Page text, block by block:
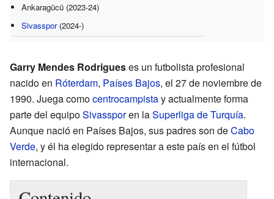
Ankaragücü (2023-24)
Sivasspor(2024-)
Garry Mendes Rodrigueses un futbolista profesional
nacido en Róterdam, Países Bajos, el 27 de noviembre de
1990. Juega comocentrocampistay actualmente forma
parte del equipoSivassporen laSuperliga de Turquía.
Aunque nació en Países Bajos, sus padres son deCabo
Verde, y él ha elegido representar a este país en el fútbol
internacional.